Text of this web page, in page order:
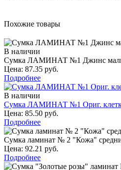
Похожие товары
В наличии
Сумка ЛАМИНАТ №1 Джинс
Цена: 87.35 руб.
Подробнее
В наличии
Сумка ЛАМИНАТ №1 Ориг.
Цена: 85.50 руб.
Подробнее
Сумка ламинат № 2 "Кожа"
Цена: 92.21 руб.
Подробнее